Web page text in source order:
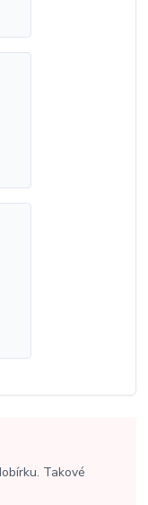
Takové